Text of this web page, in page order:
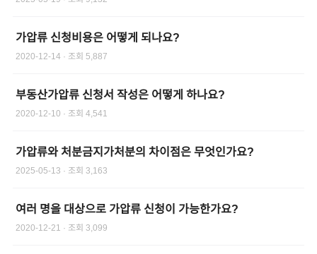
가압류 신청비용은 어떻게 되나요?
2020-12-14 · 조회 5,887
부동산가압류 신청서 작성은 어떻게 하나요?
2020-12-10 · 조회 4,541
가압류와 처분금지가처분의 차이점은 무엇인가요?
2025-05-13 · 조회 3,163
여러 명을 대상으로 가압류 신청이 가능한가요?
2020-12-21 · 조회 3,099